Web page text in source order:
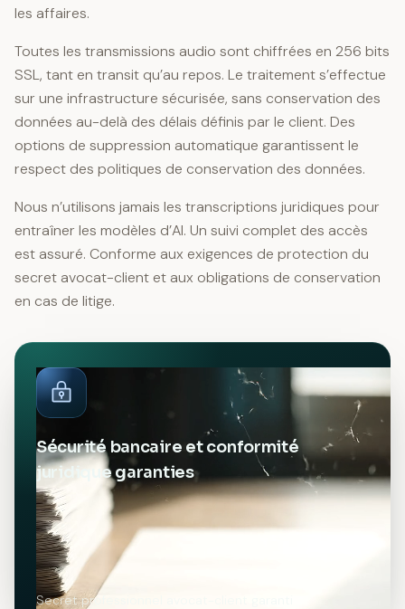
les affaires.
Toutes les transmissions audio sont chiffrées en 256 bits
SSL, tant en transit qu’au repos. Le traitement s’effectue
sur une infrastructure sécurisée, sans conservation des
données au-delà des délais définis par le client. Des
options de suppression automatique garantissent le
respect des politiques de conservation des données.
Nous n’utilisons jamais les transcriptions juridiques pour
entraîner les modèles d’AI. Un suivi complet des accès
est assuré. Conforme aux exigences de protection du
secret avocat-client et aux obligations de conservation
en cas de litige.
Sécurité bancaire et conformité
juridique garanties
Secret professionnel avocat-client garanti